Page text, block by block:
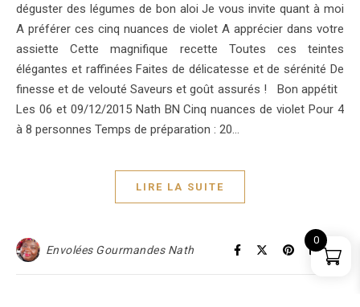
déguster des légumes de bon aloi Je vous invite quant à moi
A préférer ces cinq nuances de violet A apprécier dans votre
assiette Cette magnifique recette Toutes ces teintes
élégantes et raffinées Faites de délicatesse et de sérénité De
finesse et de velouté Saveurs et goût assurés ! Bon appétit
Les 06 et 09/12/2015 Nath BN Cinq nuances de violet Pour 4
à 8 personnes Temps de préparation : 20…
LIRE LA SUITE
Envolées Gourmandes Nath
0